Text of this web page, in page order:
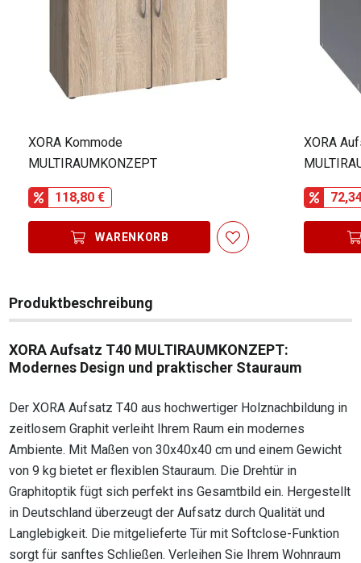
XORA Kommode
MULTIRAUMKONZEPT
118,80 €
WARENKORB
XORA
Produktbeschreibung
XORA Aufsatz T40 MULTIRAUMKONZEPT:
Modernes Design und praktischer Stauraum
Der XORA Aufsatz T40 aus hochwertiger Holznachbildung in
zeitlosem Graphit verleiht Ihrem Raum ein modernes
Ambiente. Mit Maßen von 30x40x40 cm und einem Gewicht
von 9 kg bietet er flexiblen Stauraum. Die Drehtür in
Graphitoptik fügt sich perfekt ins Gesamtbild ein. Hergestellt
in Deutschland überzeugt der Aufsatz durch Qualität und
Langlebigkeit. Die mitgelieferte Tür mit Softclose-Funktion
sorgt für sanftes Schließen. Verleihen Sie Ihrem Wohnraum